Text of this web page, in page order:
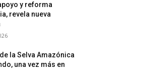
y reforma
revela nueva
la Selva Amazónica
una vez más en